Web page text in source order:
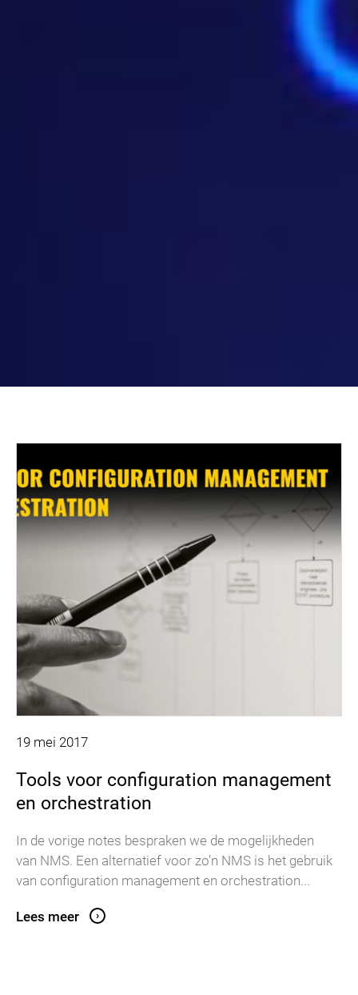
19 mei 2017
Tools voor configuration management
en orchestration
In de vorige notes bespraken we de mogelijkheden
van NMS. Een alternatief voor zo’n NMS is het gebruik
van configuration management en orchestration...
Lees meer